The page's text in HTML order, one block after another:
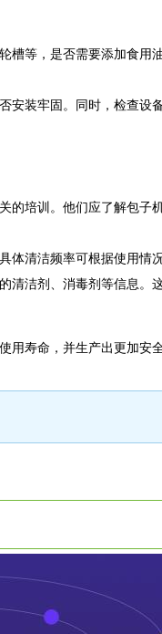
槽等，是否需要添加食用
安装牢固。同时，检查
的培训。他们应了解包
体清洁频率可根据使用情
清洁剂、消毒剂等信息
用寿命，并生产出更加安